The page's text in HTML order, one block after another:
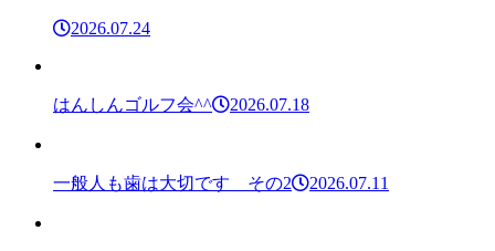
2026.07.24
はんしんゴルフ会^^ 2026.07.18
一般人も歯は大切です その2 2026.07.11